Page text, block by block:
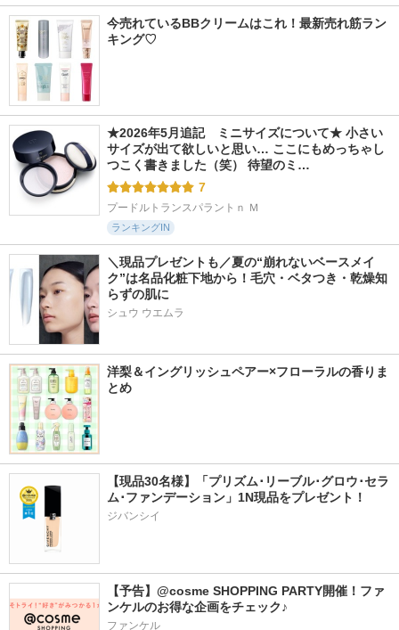
今売れているBBクリームはこれ！最新売れ筋ラン
キング♡
★2026年5月追記　ミニサイズについて★ 小さい
サイズが出て欲しいと思い… ここにもめっちゃし
つこく書きました（笑） 待望のミ…
7
プードルトランスパラントｎ Ｍ
ランキングIN
＼現品プレゼントも／夏の“崩れないベースメイ
ク”は名品化粧下地から！毛穴・ベタつき・乾燥知
らずの肌に
シュウ ウエムラ
洋梨＆イングリッシュペアー×フローラルの香りま
とめ
【現品30名様】「プリズム･リーブル･グロウ･セラ
ジバンシイ
【予告】@cosme SHOPPING PARTY開催！ファ
ンケルのお得な企画をチェック♪
ファンケル